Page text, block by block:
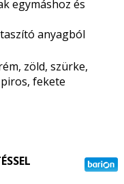
egymáshoz és
anyagból
zöld, szürke,
fekete